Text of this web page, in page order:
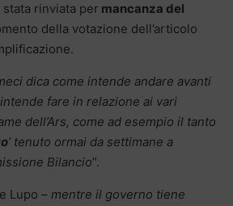
rinviata per mancanza del
della votazione dell’articolo
dica come intende andare avanti
fare in relazione ai vari
dell’Ars, come ad esempio il tanto
’ tenuto ormai da settimane a
Bilancio”.
Lupo – mentre il governo tiene